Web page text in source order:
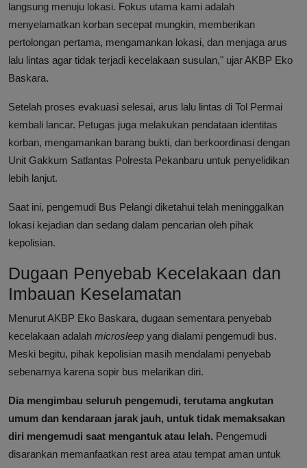
langsung menuju lokasi. Fokus utama kami adalah
menyelamatkan korban secepat mungkin, memberikan
pertolongan pertama, mengamankan lokasi, dan menjaga arus
lalu lintas agar tidak terjadi kecelakaan susulan," ujar AKBP Eko
Baskara.
Setelah proses evakuasi selesai, arus lalu lintas di Tol Permai
kembali lancar. Petugas juga melakukan pendataan identitas
korban, mengamankan barang bukti, dan berkoordinasi dengan
Unit Gakkum Satlantas Polresta Pekanbaru untuk penyelidikan
lebih lanjut.
Saat ini, pengemudi Bus Pelangi diketahui telah meninggalkan
lokasi kejadian dan sedang dalam pencarian oleh pihak
kepolisian.
Dugaan Penyebab Kecelakaan dan
Imbauan Keselamatan
Menurut AKBP Eko Baskara, dugaan sementara penyebab
kecelakaan adalah microsleep yang dialami pengemudi bus.
Meski begitu, pihak kepolisian masih mendalami penyebab
sebenarnya karena sopir bus melarikan diri.
Dia mengimbau seluruh pengemudi, terutama angkutan
umum dan kendaraan jarak jauh, untuk tidak memaksakan
diri mengemudi saat mengantuk atau lelah. Pengemudi
disarankan memanfaatkan rest area atau tempat aman untuk